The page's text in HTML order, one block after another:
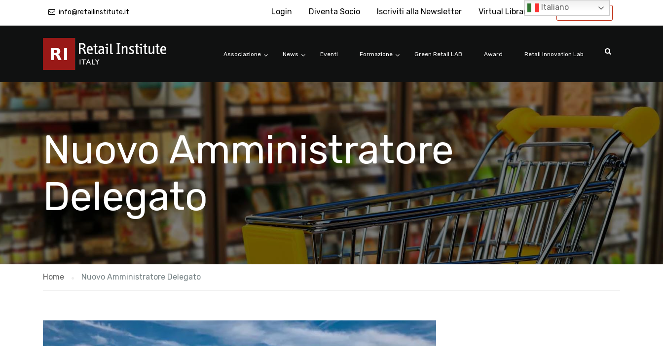
info@retailinstitute.it International
Login Diventa Socio Iscriviti alla Newsletter Virtual Library
Associazione News Eventi Formazione Green Retail LAB Award Retail Innovation Lab
Nuovo Amministratore
Delegato
Home Nuovo Amministratore Delegato
Italiano